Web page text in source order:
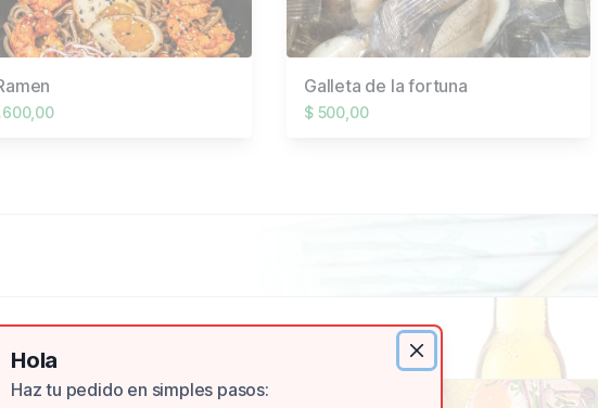
Galleta de la fortuna
$ 500,00
Hola
Haz tu pedido en simples pasos: